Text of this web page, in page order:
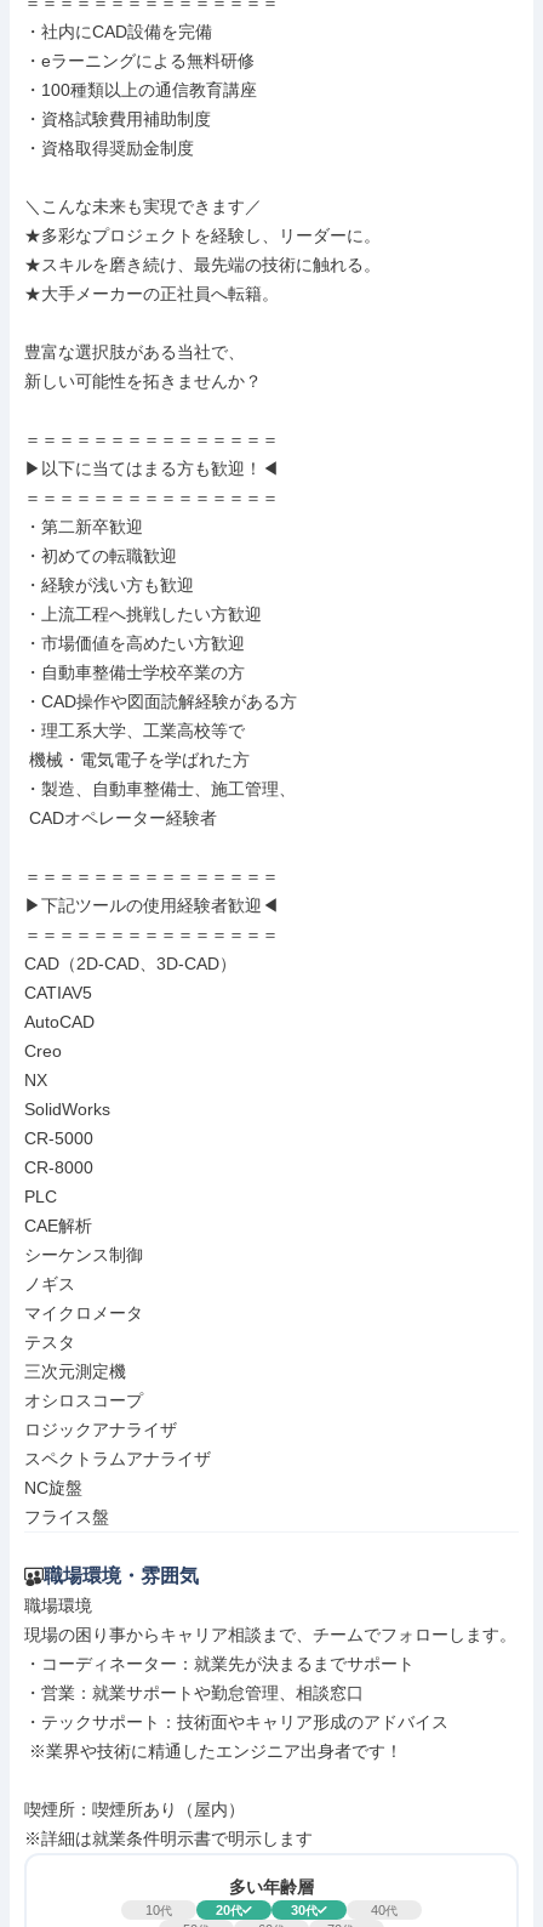
・社内にCAD設備を完備
・eラーニングによる無料研修
・100種類以上の通信教育講座
・資格試験費用補助制度
・資格取得奨励金制度
＼こんな未来も実現できます／
★多彩なプロジェクトを経験し、リーダーに。
★スキルを磨き続け、最先端の技術に触れる。
★大手メーカーの正社員へ転籍。
豊富な選択肢がある当社で、
新しい可能性を拓きませんか？
＝＝＝＝＝＝＝＝＝＝＝＝＝＝＝
▶以下に当てはまる方も歓迎！◀
＝＝＝＝＝＝＝＝＝＝＝＝＝＝＝
・第二新卒歓迎
・初めての転職歓迎
・経験が浅い方も歓迎
・上流工程へ挑戦したい方歓迎
・市場価値を高めたい方歓迎
・自動車整備士学校卒業の方
・CAD操作や図面読解経験がある方
・理工系大学、工業高校等で
・製造、自動車整備士、施工管理、
＝＝＝＝＝＝＝＝＝＝＝＝＝＝＝
▶下記ツールの使用経験者歓迎◀
＝＝＝＝＝＝＝＝＝＝＝＝＝＝＝
CAD（2D-CAD、3D-CAD）
CATIAV5
AutoCAD
Creo
NX
SolidWorks
CR-5000
CR-8000
PLC
CAE解析
シーケンス制御
ノギス
マイクロメータ
テスタ
三次元測定機
オシロスコープ
ロジックアナライザ
スペクトラムアナライザ
NC旋盤
フライス盤
職場環境・雰囲気
職場環境
現場の困り事からキャリア相談まで、チームでフォローします。
・コーディネーター：就業先が決まるまでサポート
・営業：就業サポートや勤怠管理、相談窓口
・テックサポート：技術面やキャリア形成のアドバイス
喫煙所：喫煙所あり（屋内）
※詳細は就業条件明示書で明示します
多い年齢層
10代 20代 30代 40代